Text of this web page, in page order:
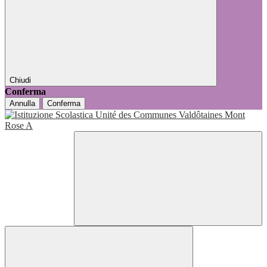
Chiudi
Conferma
Annulla Conferma